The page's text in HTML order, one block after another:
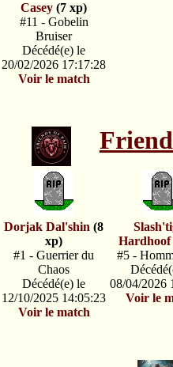
Casey (7 xp)
#11 - Gobelin
Bruiser
Décédé(e) le
20/02/2026 17:17:28
Voir le match
Dorjak Dal'shin (8
xp)
#1 - Guerrier du
Chaos
Décédé(e) le
12/10/2025 14:05:23
Voir le match
Hardhoof
#5 -
08/04/2026
Voir le